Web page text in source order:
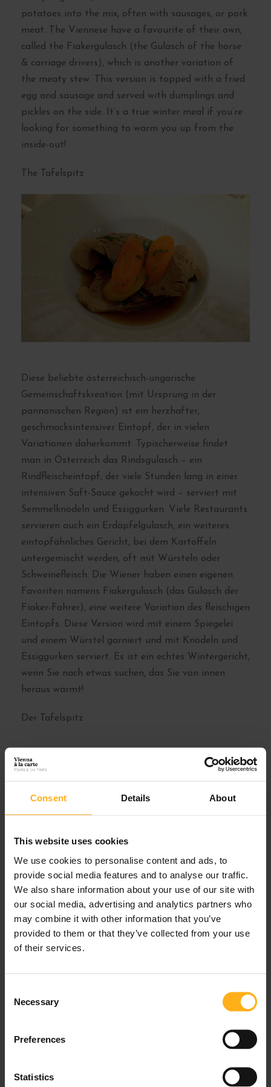
Consent Details About
This website uses cookies
We use cookies to personalise content and ads, to
provide social media features and to analyse our traffic.
We also share information about your use of our site with
our social media, advertising and analytics partners who
may combine it with other information that you’ve
provided to them or that they’ve collected from your use
of their services.
Necessary
Preferences
Statistics
potatoes into the mix, often with sausages, or pork
meat. The Viennese have a favourite of their own,
called the Fiakergulasch (the Gulasch of the horse
& carriage drivers), which is another variation of
the meaty stew. This version is topped with a fried
egg and sausage and served with dumplings and
pickles on the side. It’s a true winter meal if you’re
looking for something to warm you up from the
inside-out!
The Tafelspitz
Diese beliebte österreichisch-ungarische
Gemeinschaftskreation (mit Ursprung in der
pannonischen Region) ist ein herzhafter,
geschmacksintensiver Eintopf, der in vielen
Variationen daherkommt. Typischerweise findet
man in Österreich das Rindsgulasch – ein
Rindfleischeintopf, der viele Stunden lang in einer
intensiven Saft-Sauce gekocht wird – serviert mit
Semmelknödeln und Essiggurken. Viele Restaurants
servieren auch ein Erdäpfelgulasch, ein weiteres
eintopfähnliches Gericht, bei dem Kartoffeln
untergemischt werden, oft mit Würsteln oder
Schweinefleisch. Die Wiener haben einen eigenen
Favoriten namens Fiakergulasch (das Gulasch der
Fiaker-Fahrer), eine weitere Variation des fleischigen
Eintopfs. Diese Version wird mit einem Spiegelei
und einem Würstel garniert und mit Knödeln und
Essiggurken serviert. Es ist ein echtes Wintergericht,
wenn Sie nach etwas suchen, das Sie von innen
heraus wärmt!
Der Tafelspitz
Dies ist ein traditionelles Gericht für Vegetarier
einem Mac’n’Cheese-Gericht in Österreich wohl am
nächsten. Ein Wohlfühlessen, das man mittags oder
abends gut mit einem Bier hinunterspülen kann.
Dieses typische Berg- oder Bauerngericht besteht
aus handgemachten Eiernudeln, die meist mit
einem kräftigen Käse gemischt und mit
Schnittlauch und Röstzwiebeln garniert werden. Je